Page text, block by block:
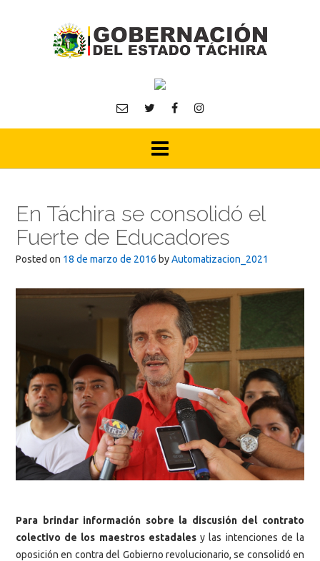
En Táchira se consolidó el
Fuerte de Educadores
Posted on 18 de marzo de 2016 byAutomatizacion_2021
Para brindar información sobre la discusión del contrato
colectivo de los maestros estadalesy las intenciones de la
oposición en contra del Gobierno revolucionario, se consolidó en